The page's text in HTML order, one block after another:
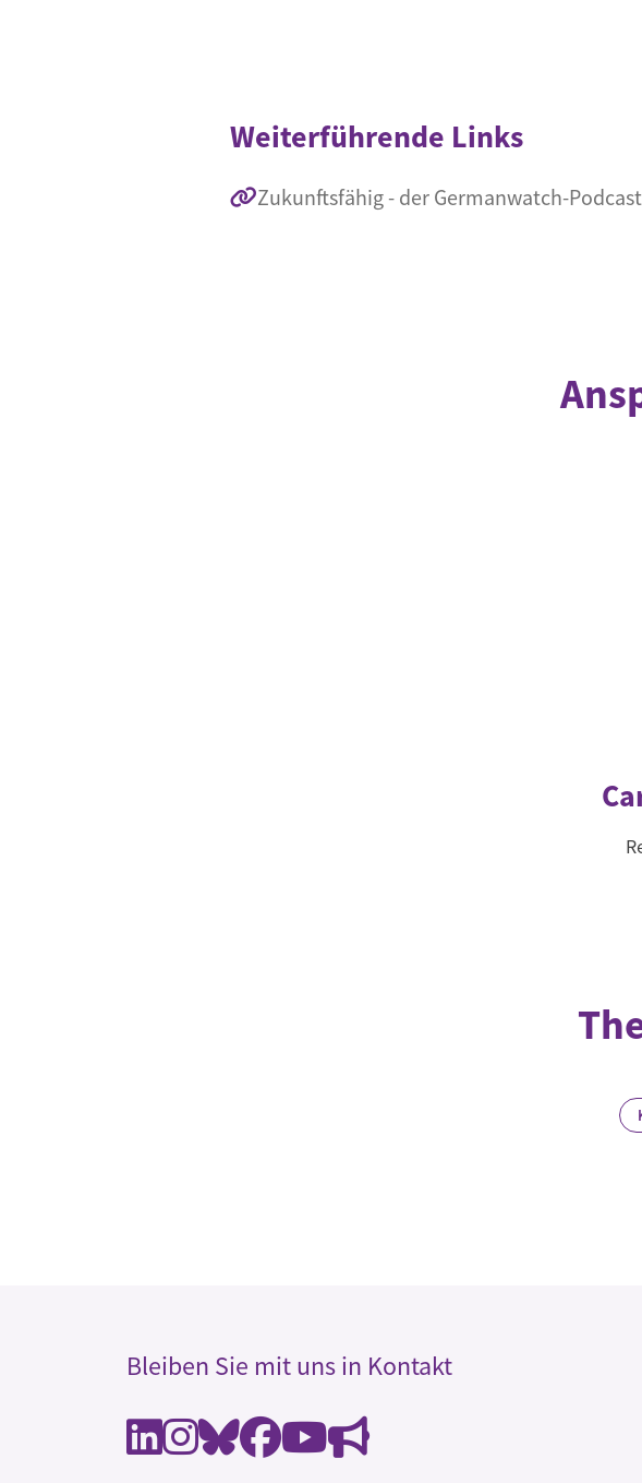
Weiterführende Links
Zukunftsfähig - der Germanwatch-Podcast
Bleiben Sie mit uns in Kontakt